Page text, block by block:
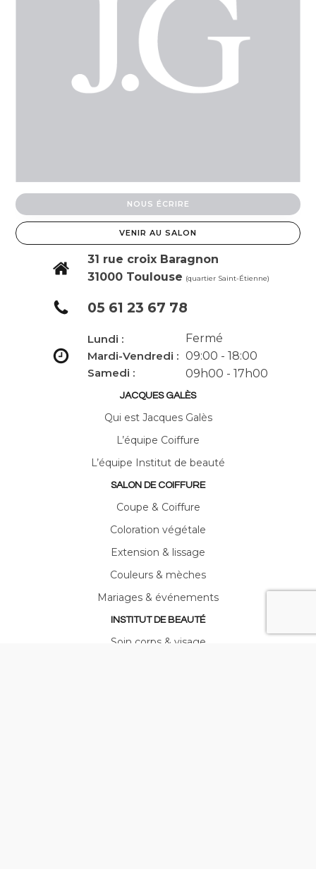
NOUS ÉCRIRE
VENIR AU SALON
31 rue croix Baragnon
31000 Toulouse (quartier Saint-Étienne)
05 61 23 67 78
Lundi :
Mardi-Vendredi :
Samedi :
Fermé
09:00 - 18:00
09h00 - 17h00
JACQUES GALÈS
Qui est Jacques Galès
L’équipe Coiffure
L’équipe Institut de beauté
SALON DE COIFFURE
Coupe & Coiffure
Coloration végétale
Extension & lissage
Couleurs & mèches
Mariages & événements
INSTITUT DE BEAUTÉ
Soin corps & visage